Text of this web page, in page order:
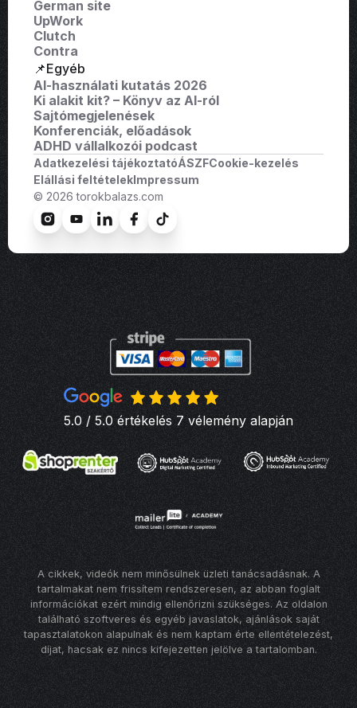
German site
UpWork
Clutch
Contra
📌Egyéb
AI-használati kutatás 2026
Ki alakit kit? – Könyv az AI-ról
Sajtómegjelenések
Konferenciák, előadások
ADHD vállalkozói podcast
Adatkezelési tájékoztatóÁSZFCookie-kezelés
Elállási feltételekImpressum
© 2026 torokbalazs.com
5.0 / 5.0 értékelés 7 vélemény alapján
A cikkek, videók nem minősülnek üzleti tanácsadásnak. A
tartalmakat nem frissítem rendszeresen, az abban foglalt
információkat ezért mindig ellenőrizni szükséges. Az oldalon
található szoftveres és egyéb javaslatok, ajánlások saját
tapasztalatokon alapulnak és nem kaptam érte ellentételezést,
díjat, hacsak ez nincs kifejezetten jelölve a tartalomban.